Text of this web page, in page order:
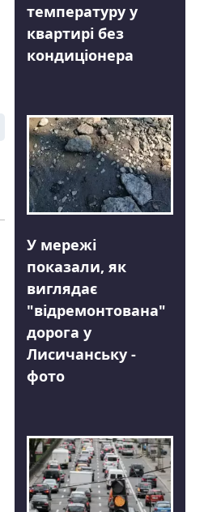
температуру у
квартирі без
кондиціонера
У мережі
показали, як
виглядає
"відремонтована"
дорога у
Лисичанську -
фото